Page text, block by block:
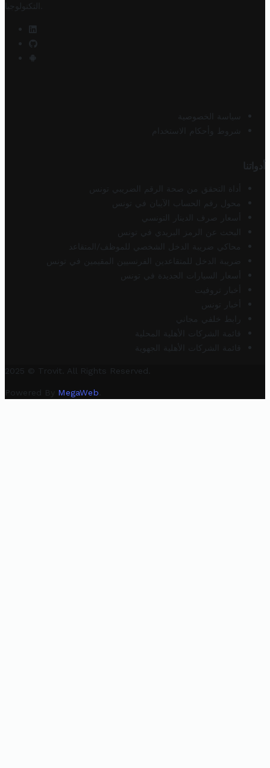
التكنولوجيا
سياسة الخصوصية
شروط وأحكام الاستخدام
أدواتنا
أداة التحقق من صحة الرقم الضريبي تونس
محول رقم الحساب الآيبان في تونس
أسعار صرف الدينار التونسي
البحث عن الرمز البريدي في تونس
محاكي ضريبة الدخل الشخصي للموظف/المتقاعد
ضريبة الدخل للمتقاعدين الفرنسيين المقيمين في تونس
أسعار السيارات الجديدة في تونس
أخبار تروفيت
أخبار تونس
رابط خلفي مجاني
قائمة الشركات الأهلية المحلية
قائمة الشركات الأهلية الجهوية
2025 © Trovit. All Rights Reserved.
Powered By MegaWeb